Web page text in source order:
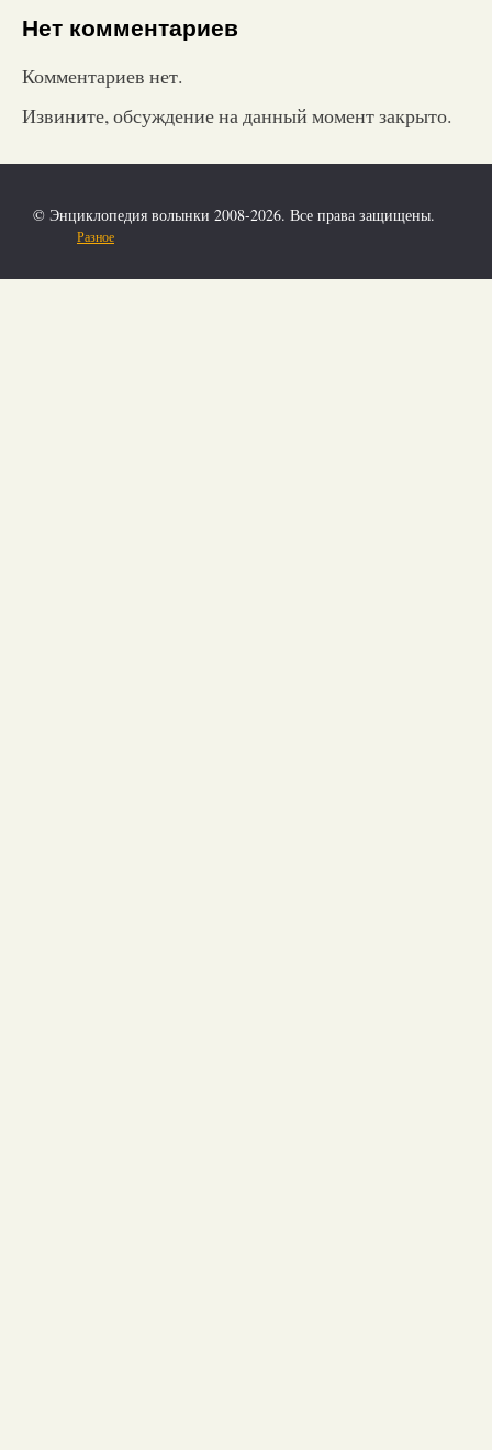
Нет комментариев
Комментариев нет.
Извините, обсуждение на данный момент закрыто.
© Энциклопедия волынки 2008-2026. Все права защищены.
Разное